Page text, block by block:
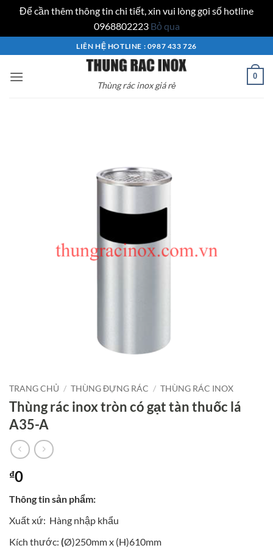
Để cần thêm thông tin chi tiết, xin vui lòng gọi số hotline
0968802223 Bỏ qua
qua
nội
LIÊN HỆ HOTLINE : 0987 433 726
Thùng rác inox giá rẻ
0
TRANG CHỦ / THÙNG ĐỰNG RÁC / THÙNG RÁC INOX
Thùng rác inox tròn có gạt tàn thuốc lá
A35-A
₫0
Thông tin sản phẩm:
Xuất xứ: Hàng nhập khẩu
Kích thước: (Ø)250mm x (H)610mm